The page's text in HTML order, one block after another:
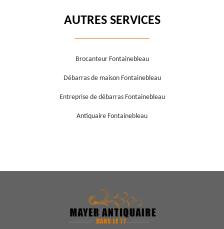
AUTRES SERVICES
Brocanteur Fontainebleau
Débarras de maison Fontainebleau
Entreprise de débarras Fontainebleau
Antiquaire Fontainebleau